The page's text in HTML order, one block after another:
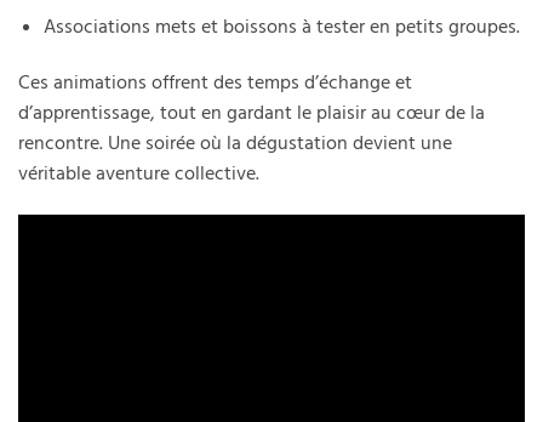
Associations mets et boissons à tester en petits groupes.
Ces animations offrent des temps d’échange et
d’apprentissage, tout en gardant le plaisir au cœur de la
rencontre. Une soirée où la dégustation devient une
véritable aventure collective.